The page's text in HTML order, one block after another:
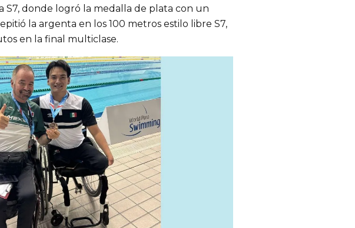
S7, donde logró la medalla de plata con un
la argenta en los 100 metros estilo libre S7,
en la final multiclase.